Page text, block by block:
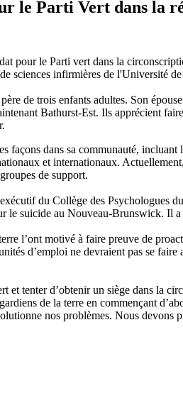
le Parti Vert dans la
pour le Parti vert dans la
sciences infirmières de l'Université
de trois enfants adultes. Son
Bathurst-Est. Ils apprécient
façons dans sa communauté,
et internationaux.
de support.
du Collège des
le suicide au Nouveau-Brunswick.
l’ont motivé à faire preuve de
d’emploi ne devraient pas se
et tenter d’obtenir un siège dans la
de la terre en commençant
nos problèmes. Nous devons